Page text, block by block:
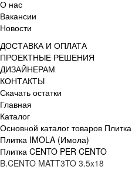
О нас
Вакансии
Новости
ДОСТАВКА И ОПЛАТА
ПРОЕКТНЫЕ РЕШЕНИЯ
ДИЗАЙНЕРАМ
КОНТАКТЫ
Скачать остатки
Главная
Каталог
Основной каталог товаров Плитка
Плитка IMOLA (Имола)
Плитка CENTO PER CENTO
B.CENTO MATT3TO 3.5x18